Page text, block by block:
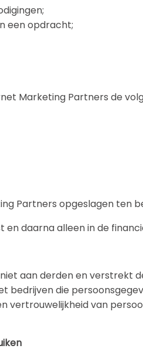
een opdracht;
Marketing Partners de
Partners opgeslagen ten
daarna alleen in de
aan derden en verstrekt
bedrijven die
vertrouwelijkheid van